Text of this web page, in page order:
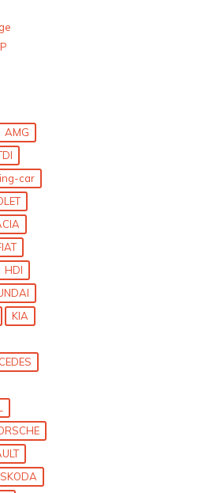
AMG
car
HDI
KIA
SKODA